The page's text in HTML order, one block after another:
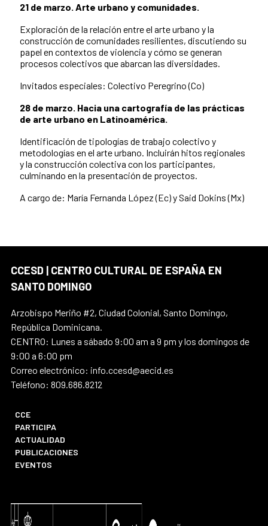
21 de marzo. Arte urbano y comunidades.
Exploración de la relación entre el arte urbano y la
construcción de comunidades resilientes, discutiendo su
papel en contextos de violencia y cómo se generan
procesos colectivos que abarcan las diversidades.
Invitados especiales: Colectivo Peregrino (Co)
28 de marzo. Hacia una cartografía de las prácticas
de arte urbano en Latinoamérica.
Identificación de tipologías de trabajo colectivo y
metodologías en el arte urbano. Incluirán hitos regionales
y la construcción colectiva con los participantes,
culminando en la presentación de proyectos.
A cargo de: María Fernanda López (Ec) y Said Dokins (Mx)
CCESD | CENTRO CULTURAL DE ESPAÑA EN
SANTO DOMINGO
Arzobispo Meriño #2, Ciudad Colonial, Santo Domingo,
República Dominicana.
CENTRO: Lunes a sábado 9:00 am a 9 pm y los domingos de
9:00 a 6:00 pm
Correo electrónico: info.ccesd@aecid.es
Teléfono: 809.686.8212
CCE
PARTICIPA
ACTUALIDAD
PUBLICACIONES
EVENTOS